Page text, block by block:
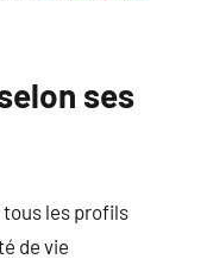
ses
tous les profils
de vie